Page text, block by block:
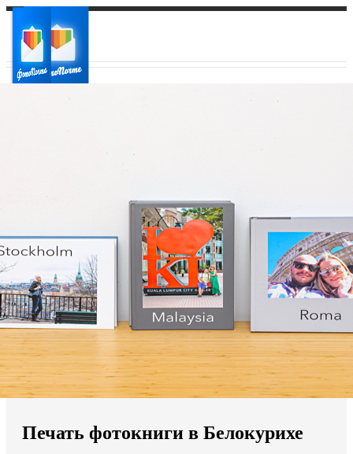
Мы доставляем по всему миру
Продолжить без города
Печать фотокниги в Белокурихе